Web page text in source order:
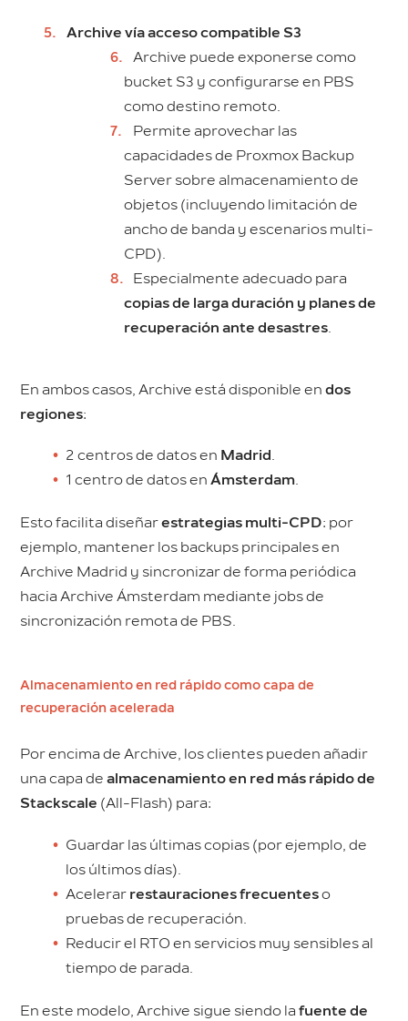
Archive vía acceso compatible S3
Archive puede exponerse como
bucket S3 y configurarse en PBS
como destino remoto.
Permite aprovechar las
capacidades de Proxmox Backup
Server sobre almacenamiento de
objetos (incluyendo limitación de
ancho de banda y escenarios multi-
CPD).
Especialmente adecuado para
copias de larga duración y planes de
recuperación ante desastres.
En ambos casos, Archive está disponible endos
regiones:
2 centros de datos en Madrid.
1 centro de datos enÁmsterdam.
Esto facilita diseñarestrategias multi-CPD: por
ejemplo, mantener los backups principales en
Archive Madrid y sincronizar de forma periódica
hacia Archive Ámsterdam mediante jobs de
sincronización remota de PBS.
Almacenamiento en red rápido como capa de
recuperación acelerada
Por encima de Archive, los clientes pueden añadir
una capa dealmacenamiento en red más rápido de
Stackscale (All-Flash) para:
Guardar las últimas copias (por ejemplo, de
los últimos días).
Acelerar restauraciones frecuenteso
pruebas de recuperación.
Reducir el RTO en servicios muy sensibles al
tiempo de parada.
En este modelo, Archive sigue siendo lafuente de